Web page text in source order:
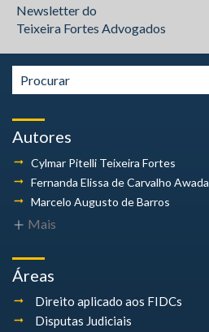
Newsletter do
Teixeira Fortes Advogados
Autores
Cylmar Pitelli Teixeira Fortes
Fernanda Elissa de Carvalho Awada
Marcelo Augusto de Barros
Mais
Áreas
Direito aplicado aos FIDCs
Disputas Judiciais